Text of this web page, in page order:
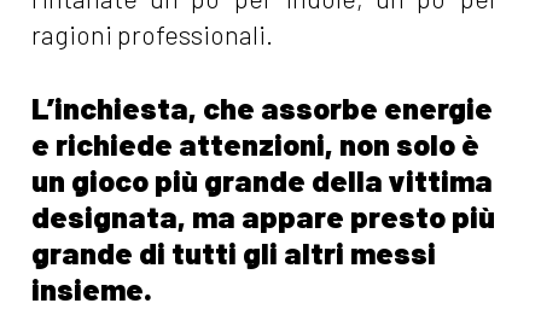
ragioni professionali.
L’inchiesta, che assorbe energie
e richiede attenzioni, non solo è
un gioco più grande della vittima
designata, ma appare presto più
grande di tutti gli altri messi
insieme.